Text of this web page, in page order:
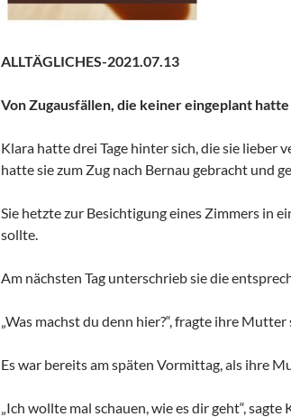
ALLTÄGLICHES-2021.07.13
Von Zugausfällen, die keiner eingeplant hatte
Klara hatte drei Tage hinter sich, die sie lieber
hatte sie zum Zug nach Bernau gebracht und
Sie hetzte zur Besichtigung eines Zimmers in
sollte.
Am nächsten Tag unterschrieb sie die
„Was machst du denn hier?“, fragte ihre
Es war bereits am späten Vormittag, als ihre
„Ich wollte mal schauen, wie es dir geht“,